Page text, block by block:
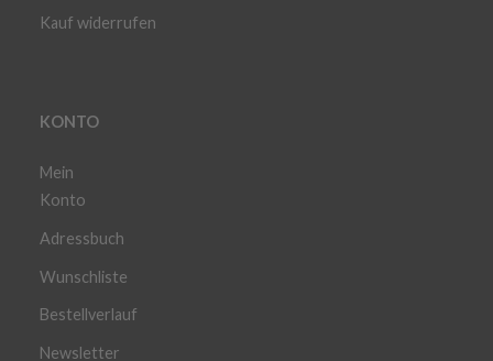
Kauf widerrufen
KONTO
Mein
Konto
Adressbuch
Wunschliste
Bestellverlauf
Newsletter